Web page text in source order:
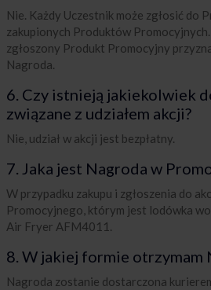
Nie. Każdy Uczestnik może zgłosić do
zakupionych Produktów
zgłoszony Produkt Promocyjny
Nagroda.
6. Czy istnieją jakiekolwiek
związane z udziałem akcji?
Nie, udział w akcji jest bezpłatny.
7. Jaka jest Nagroda w
W przypadku zakupu i zgłoszenia do
Promocyjnego, którym jest lodówka
Air Fryer AFM4011.
8. W jakiej formie otrzymam
Nagroda zostanie dostarczona